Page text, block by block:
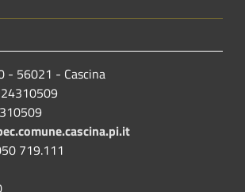
- 56021 - Cascina
719.111